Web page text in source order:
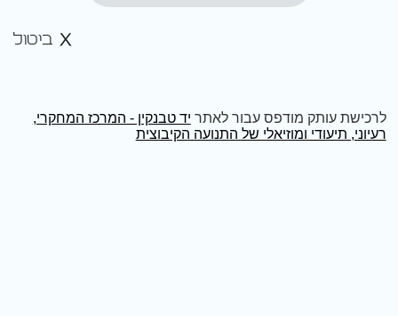
ביטול
לרכישת עותק מודפס עבור לאתר יד טבנקין - המרכז המחקרי,
רעיוני, תיעודי ומוזיאלי של התנועה הקיבוצית